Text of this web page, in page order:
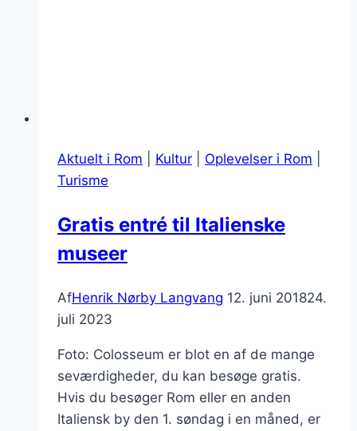
Aktuelt i Rom Kultur Oplevelser i Rom
Turisme
Gratis entré til Italienske
museer
AfHenrik Nørby Langvang 12. juni 201824.
juli 2023
Foto: Colosseum er blot en af de mange
seværdigheder, du kan besøge gratis.
Hvis du besøger Rom eller en anden
Italiensk by den 1. søndag i en måned, er